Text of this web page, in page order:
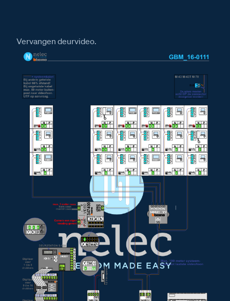
Installatiewijzer tweedraads systeem video
Installatiewijzer Serie 10A
Installatiewijzer M-43 videofoon
Installatiewijzer M-70 videofoon
Installatiewijzer M-70W videofoon
Installatiewijzer AV
Installatiewijzer BT-Rel
Installatiewijzer CX-I
Installatiewijzer D-Rel
Installatiewijzer E-63 voeding
Afmetingen
Afmetingen van het BT-Rel relais
Afmetingen van het D-Rel relais
Afmetingen van de AV adaptor
Afmetingen van de VV Videoverdeler
Vervangen deurvideo.